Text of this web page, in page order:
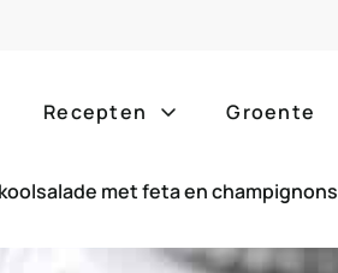
Recepten Groente
met feta en champignons